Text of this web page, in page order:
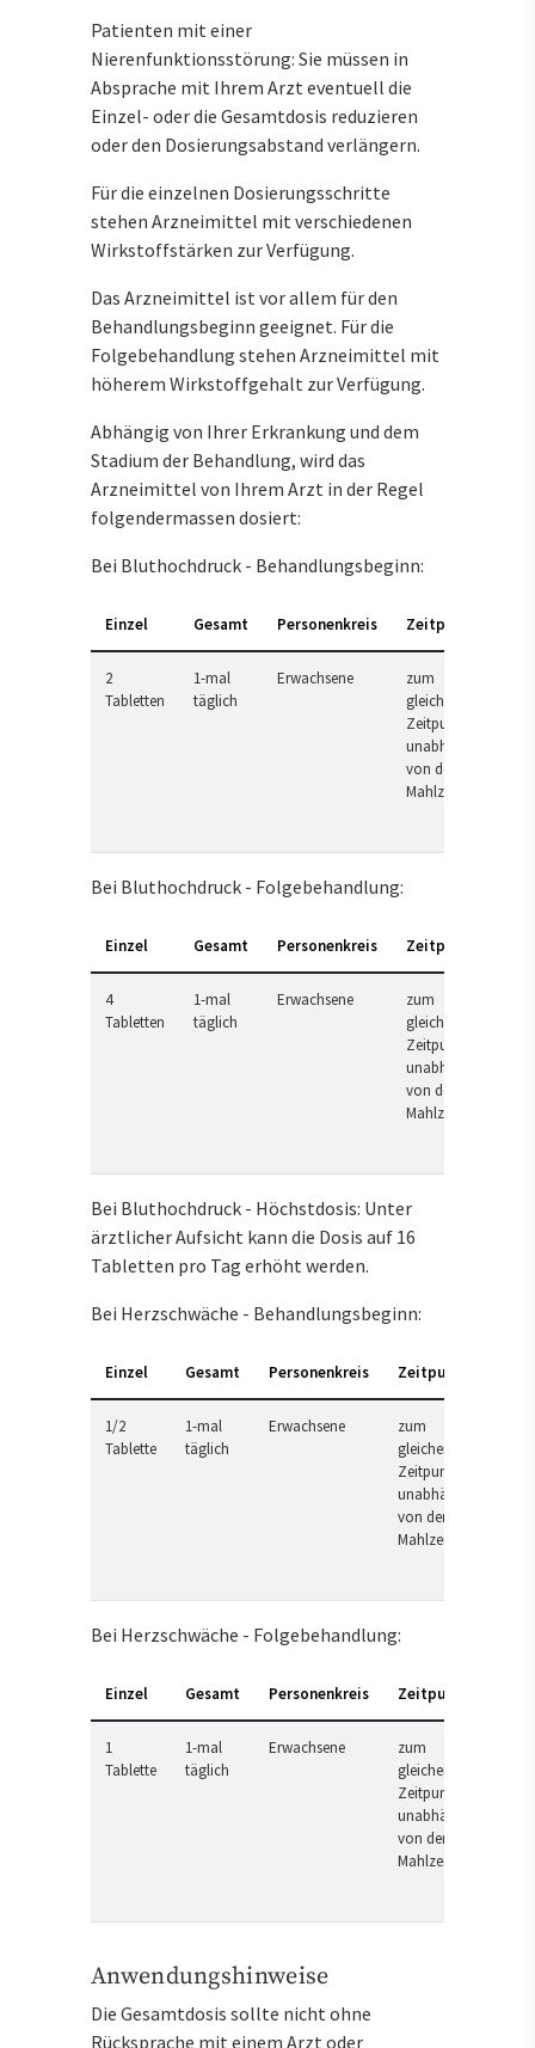
Patienten mit einer
Nierenfunktionsstörung: Sie müssen in
Absprache mit Ihrem Arzt eventuell die
Einzel- oder die Gesamtdosis reduzieren
oder den Dosierungsabstand verlängern.
Für die einzelnen Dosierungsschritte
stehen Arzneimittel mit verschiedenen
Wirkstoffstärken zur Verfügung.
Das Arzneimittel ist vor allem für den
Behandlungsbeginn geeignet. Für die
Folgebehandlung stehen Arzneimittel mit
höherem Wirkstoffgehalt zur Verfügung.
Abhängig von Ihrer Erkrankung und dem
Stadium der Behandlung, wird das
Arzneimittel von Ihrem Arzt in der Regel
folgendermassen dosiert:
Bei Bluthochdruck - Behandlungsbeginn:
Einzel Gesamt Personenkreis Zeitpunkt
2
Tabletten
1-mal
täglich
Erwachsene
zum
gleichen
Zeitpunkt,
unabhängig
von der
Mahlzeit
Bei Bluthochdruck - Folgebehandlung:
Einzel Gesamt Personenkreis Zeitpunkt
4
Tabletten
1-mal
täglich
Erwachsene
zum
gleichen
Zeitpunkt,
unabhängig
von der
Mahlzeit
Bei Bluthochdruck - Höchstdosis: Unter
ärztlicher Aufsicht kann die Dosis auf 16
Tabletten pro Tag erhöht werden.
Bei Herzschwäche - Behandlungsbeginn:
Einzel Gesamt Personenkreis Zeitpunkt
1/2
Tablette
1-mal
täglich
Erwachsene
zum
gleichen
Zeitpunkt,
unabhängig
von der
Mahlzeit
Bei Herzschwäche - Folgebehandlung:
Einzel Gesamt Personenkreis Zeitpunkt
1
Tablette
1-mal
täglich
Erwachsene
zum
gleichen
Zeitpunkt,
unabhängig
von der
Mahlzeit
Anwendungshinweise
Die Gesamtdosis sollte nicht ohne
Rücksprache mit einem Arzt oder